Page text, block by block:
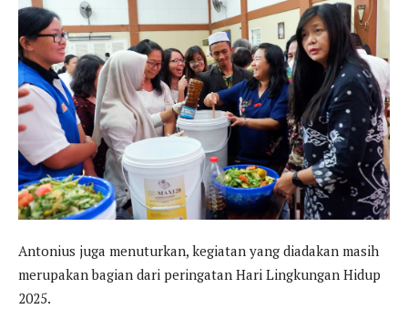
Antonius juga menuturkan, kegiatan yang diadakan masih
merupakan bagian dari peringatan Hari Lingkungan Hidup
2025.